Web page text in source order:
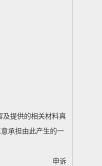
及提供的相关材料真
承担由此产生的一
申诉